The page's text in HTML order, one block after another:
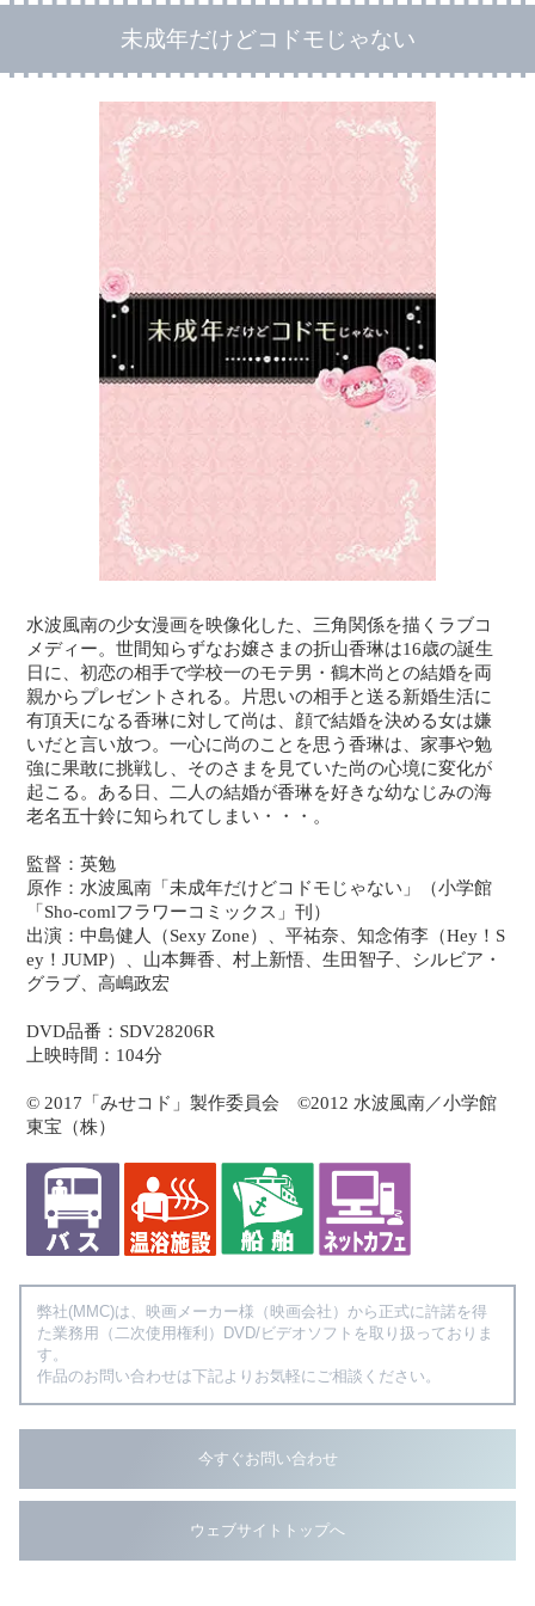
未成年だけどコドモじゃない
水波風南の少女漫画を映像化した、三角関係を描くラブコ
メディー。世間知らずなお嬢さまの折山香琳は16歳の誕生
日に、初恋の相手で学校一のモテ男・鶴木尚との結婚を両
親からプレゼントされる。片思いの相手と送る新婚生活に
有頂天になる香琳に対して尚は、顔で結婚を決める女は嫌
いだと言い放つ。一心に尚のことを思う香琳は、家事や勉
強に果敢に挑戦し、そのさまを見ていた尚の心境に変化が
起こる。ある日、二人の結婚が香琳を好きな幼なじみの海
老名五十鈴に知られてしまい・・・。
監督：英勉
原作：水波風南「未成年だけどコドモじゃない」（小学館
「Sho-comlフラワーコミックス」刊）
出演：中島健人（Sexy Zone）、平祐奈、知念侑李（Hey！S
ey！JUMP）、山本舞香、村上新悟、生田智子、シルビア・
グラブ、高嶋政宏
DVD品番：SDV28206R
上映時間：104分
© 2017「みせコド」製作委員会 ©2012 水波風南／小学館
東宝（株）
弊社(MMC)は、映画メーカー様（映画会社）から正式に許諾を得
た業務用（二次使用権利）DVD/ビデオソフトを取り扱っておりま
す。
作品のお問い合わせは下記よりお気軽にご相談ください。
今すぐお問い合わせ
ウェブサイトトップへ